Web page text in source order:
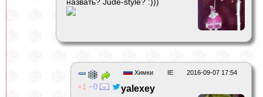
2016-09-07 17:54
IE
Химки
1 0 yalexey